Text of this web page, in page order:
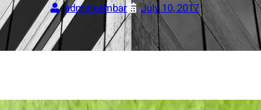
adminkembar July 10, 2017